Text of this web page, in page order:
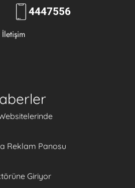
4447556
İletişim
Reklam Panosu
Giriyor